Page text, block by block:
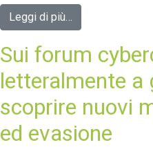
Leggi di più…
Sui forum
letteralmente a
scoprire nuovi
ed evasione